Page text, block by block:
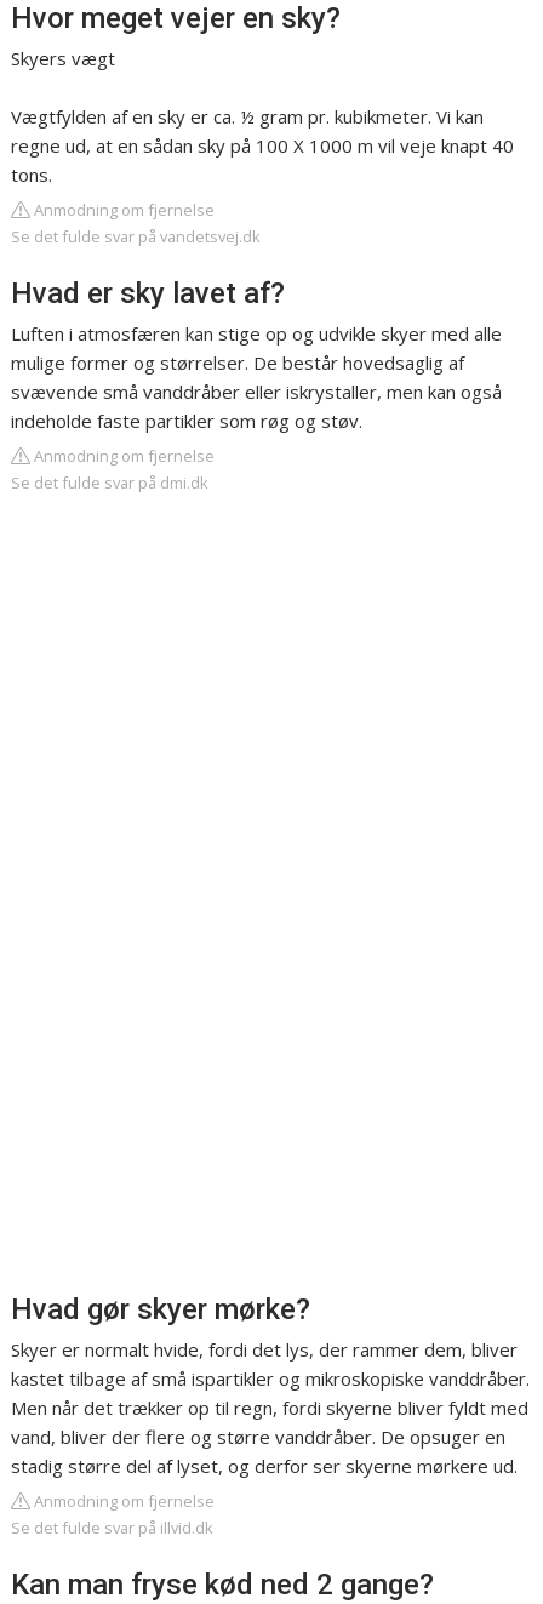
Hvor meget vejer en sky?
Skyers vægt
Vægtfylden af en sky er ca. ½ gram pr. kubikmeter. Vi kan
regne ud, at en sådan sky på 100 X 1000 m vil veje knapt 40
tons.
Anmodning om fjernelse
Se det fulde svar på vandetsvej.dk
Hvad er sky lavet af?
Luften i atmosfæren kan stige op og udvikle skyer med alle
mulige former og størrelser. De består hovedsaglig af
svævende små vanddråber eller iskrystaller, men kan også
indeholde faste partikler som røg og støv.
Anmodning om fjernelse
Se det fulde svar på dmi.dk
Hvad gør skyer mørke?
Skyer er normalt hvide, fordi det lys, der rammer dem, bliver
kastet tilbage af små ispartikler og mikroskopiske vanddråber.
Men når det trækker op til regn, fordi skyerne bliver fyldt med
vand, bliver der flere og større vanddråber. De opsuger en
stadig større del af lyset, og derfor ser skyerne mørkere ud.
Anmodning om fjernelse
Se det fulde svar på illvid.dk
Kan man fryse kød ned 2 gange?